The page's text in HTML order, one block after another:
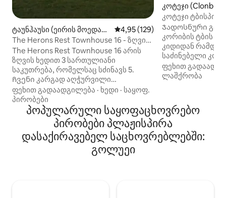
ტაუნჰაუსი (ეირის მოედან
ი)
საშუალო შეფასებაა 5‑დან
4,95 (129)
The Herons Rest Townhouse 16 - ზღვის
ხედები
The Herons Rest Townhouse 16 არის
ზღვის ხედით 3 სართულიანი
საკუთრება, რომელსაც სძინავს 5.
Ჩვენი კარგად აღჭურვილი
სამზარეულო და მისაღები სივრცე
გთავაზობთ სახლს სახლიდან
გაუსვლელად. Ინდუქციური ქურები,
ელექტროღუმელი, საგიჟეთის ყავის
აპარატი და საფქვავები, სარეცხი
მანქანა და საშრობი, ჭურჭლის
სარეცხი მანქანა და მიკროტალღური
ფეხით გადაადგილება · ხედი · საყოფ.
პირობები
კოტეჯი (Clonbur)
კოტეჯი
კონემარა,
Ჯადოსნური
კორიბის ტბის
კიდიდან
საძინებელი
ცალკე
სასიამოვნოდ
სასადილო,
ხედები, რომ
საპარკინგე
მფლობელის
ტერიტორია,
ფეხით
ლაშქრობა
პოპულარული საყოფაცხოვრებო
პირობები პლაჟისპირა
დასაქირავებელ საცხოვრებლებში:
გოლუეი